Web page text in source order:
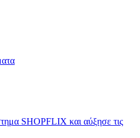
SHOPFLIX και αύξησε τις